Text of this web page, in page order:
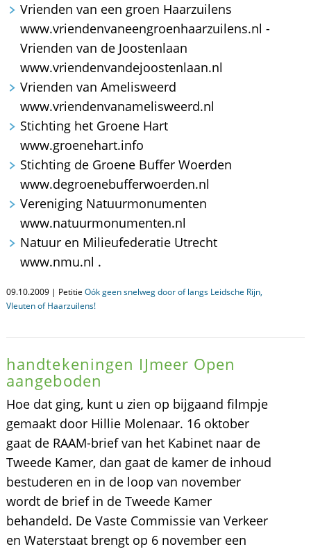
Vrienden van een groen Haarzuilens
www.vriendenvaneengroenhaarzuilens.nl -
Vrienden van de Joostenlaan
www.vriendenvandejoostenlaan.nl
Vrienden van Amelisweerd
www.vriendenvanamelisweerd.nl
Stichting het Groene Hart
www.groenehart.info
Stichting de Groene Buffer Woerden
www.degroenebufferwoerden.nl
Vereniging Natuurmonumenten
www.natuurmonumenten.nl
Natuur en Milieufederatie Utrecht
www.nmu.nl .
09.10.2009 | Petitie Oók geen snelweg door of langs Leidsche Rijn,
Vleuten of Haarzuilens!
handtekeningen IJmeer Open
aangeboden
Hoe dat ging, kunt u zien op bijgaand filmpje
gemaakt door Hillie Molenaar. 16 oktober
gaat de RAAM-brief van het Kabinet naar de
Tweede Kamer, dan gaat de kamer de inhoud
bestuderen en in de loop van november
wordt de brief in de Tweede Kamer
behandeld. De Vaste Commissie van Verkeer
en Waterstaat brengt op 6 november een